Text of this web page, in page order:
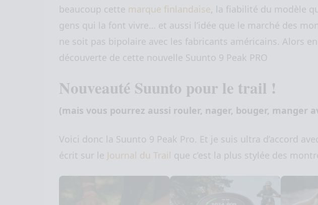
beaucoup cette marque finlandaise, la fiabilité du modèle
gens qui la font vivre… et aussi l’idée que le marché des
ne soit pas bipolaire avec les fabricants américains. Alors
découverte de cette nouvelle Suunto 9 Peak PRO
Nouveauté Suunto pour le trail !
(mais vous pourrez aussi rouler, nager, bouger, manger
Voici donc la Suunto 9 Peak Pro. Et je suis ultra d’accord
écrit sur le Journal du Trail que c’est la plus stylée des